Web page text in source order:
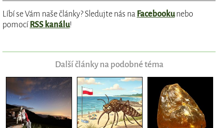
Líbí se Vám naše články? Sledujte nás na Facebookunebo
pomocíRSS kanálu!
Další články na podobné téma